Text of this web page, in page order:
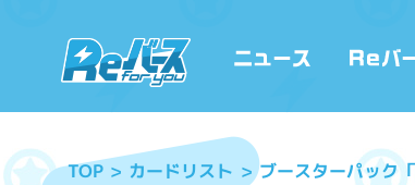
TOP カードリスト ブースターパック